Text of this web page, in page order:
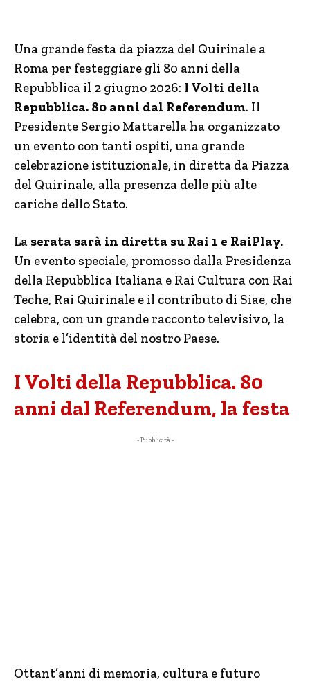
Una grande festa da piazza del Quirinale a
Roma per festeggiare gli 80 anni della
Repubblica il 2 giugno 2026: I Volti della
Repubblica. 80 anni dal Referendum. Il
Presidente Sergio Mattarella ha organizzato
un evento con tanti ospiti, una grande
celebrazione istituzionale, in diretta da Piazza
del Quirinale, alla presenza delle più alte
cariche dello Stato.
La serata sarà in diretta su Rai 1 e RaiPlay.
Un evento speciale, promosso dalla Presidenza
della Repubblica Italiana e Rai Cultura con Rai
Teche, Rai Quirinale e il contributo di Siae, che
celebra, con un grande racconto televisivo, la
storia e l’identità del nostro Paese.
I Volti della Repubblica. 80
anni dal Referendum, la festa
- Pubblicità -
Ottant’anni di memoria, cultura e futuro